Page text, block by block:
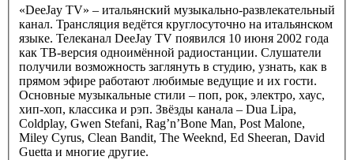
«DeeJay TV» – итальянский музыкально-развлекательный
канал. Трансляция ведётся круглосуточно на итальянском
языке. Телеканал DeeJay TV появился 10 июня 2002 года
как ТВ-версия одноимённой радиостанции. Слушатели
получили возможность заглянуть в студию, узнать, как в
прямом эфире работают любимые ведущие и их гости.
Основные музыкальные стили – поп, рок, электро, хаус,
хип-хоп, классика и рэп. Звёзды канала – Dua Lipa,
Coldplay, Gwen Stefani, Rag’n’Bone Man, Post Malone,
Miley Cyrus, Clean Bandit, The Weeknd, Ed Sheeran, David
Guetta и многие другие.